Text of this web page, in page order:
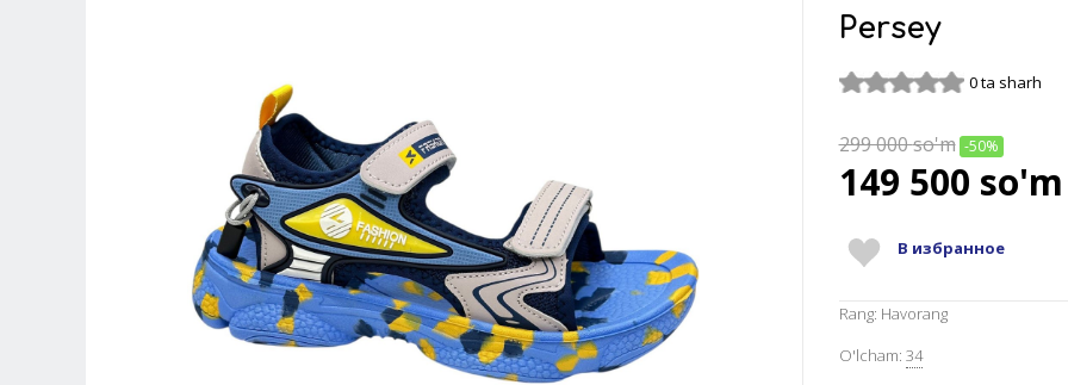
Persey
0 ta sharh
299 000so'm -50%
149 500 so'm
В избранное
Rang: Havorang
O'lcham: 34